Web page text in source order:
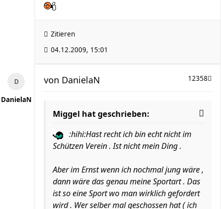
Zitieren
04.12.2009, 15:01
DanielaN
12358
von DanielaN
Miggel hat geschrieben:
:hihi:Hast recht ich bin echt nicht im
Schützen Verein . Ist nicht mein Ding .
Aber im Ernst wenn ich nochmal jung wäre ,
dann wäre das genau meine Sportart . Das
ist so eine Sport wo man wirklich gefordert
wird . Wer selber mal geschossen hat ( ich